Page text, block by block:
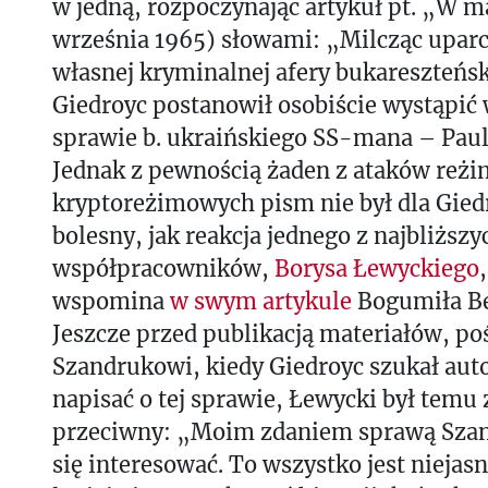
w jedną, rozpoczynając artykuł pt. „W
września 1965) słowami: „Milcząc
własnej kryminalnej afery
Giedroyc postanowił osobiście wystąpić
sprawie b. ukraińskiego SS-mana –
Jednak z pewnością żaden z ataków
kryptoreżimowych pism nie był dla
bolesny, jak reakcja jednego z
współpracowników, Borysa Łewyckiego
wspominaw swym artykule Bogumiła
Jeszcze przed publikacją materiałów,
Szandrukowi, kiedy Giedroyc szukał
napisać o tej sprawie, Łewycki był temu
przeciwny: „Moim zdaniem sprawą
się interesować. To wszystko jest